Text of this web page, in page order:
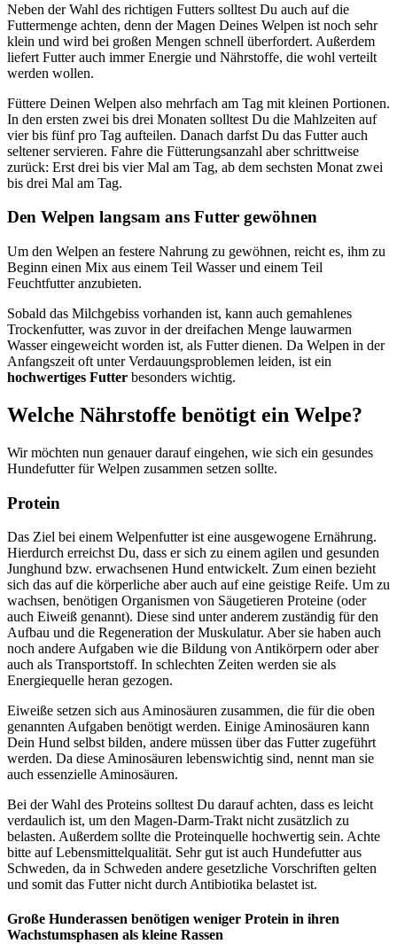
Neben der Wahl des richtigen Futters solltest Du auch auf die
Futtermenge achten, denn der Magen Deines Welpen ist noch sehr
klein und wird bei großen Mengen schnell überfordert. Außerdem
liefert Futter auch immer Energie und Nährstoffe, die wohl verteilt
werden wollen.
Füttere Deinen Welpen also mehrfach am Tag mit kleinen Portionen.
In den ersten zwei bis drei Monaten solltest Du die Mahlzeiten auf
vier bis fünf pro Tag aufteilen. Danach darfst Du das Futter auch
seltener servieren. Fahre die Fütterungsanzahl aber schrittweise
zurück: Erst drei bis vier Mal am Tag, ab dem sechsten Monat zwei
bis drei Mal am Tag.
Den Welpen langsam ans Futter gewöhnen
Um den Welpen an festere Nahrung zu gewöhnen, reicht es, ihm zu
Beginn einen Mix aus einem Teil Wasser und einem Teil
Feuchtfutter anzubieten.
Sobald das Milchgebiss vorhanden ist, kann auch gemahlenes
Trockenfutter, was zuvor in der dreifachen Menge lauwarmen
Wasser eingeweicht worden ist, als Futter dienen. Da Welpen in der
Anfangszeit oft unter Verdauungsproblemen leiden, ist ein
hochwertiges Futter besonders wichtig.
Welche Nährstoffe benötigt ein Welpe?
Wir möchten nun genauer darauf eingehen, wie sich ein gesundes
Hundefutter für Welpen zusammen setzen sollte.
Protein
Das Ziel bei einem Welpenfutter ist eine ausgewogene Ernährung.
Hierdurch erreichst Du, dass er sich zu einem agilen und gesunden
Junghund bzw. erwachsenen Hund entwickelt. Zum einen bezieht
sich das auf die körperliche aber auch auf eine geistige Reife. Um zu
wachsen, benötigen Organismen von Säugetieren Proteine (oder
auch Eiweiß genannt). Diese sind unter anderem zuständig für den
Aufbau und die Regeneration der Muskulatur. Aber sie haben auch
noch andere Aufgaben wie die Bildung von Antikörpern oder aber
auch als Transportstoff. In schlechten Zeiten werden sie als
Energiequelle heran gezogen.
Eiweiße setzen sich aus Aminosäuren zusammen, die für die oben
genannten Aufgaben benötigt werden. Einige Aminosäuren kann
Dein Hund selbst bilden, andere müssen über das Futter zugeführt
werden. Da diese Aminosäuren lebenswichtig sind, nennt man sie
auch essenzielle Aminosäuren.
Bei der Wahl des Proteins solltest Du darauf achten, dass es leicht
verdaulich ist, um den Magen-Darm-Trakt nicht zusätzlich zu
belasten. Außerdem sollte die Proteinquelle hochwertig sein. Achte
bitte auf Lebensmittelqualität. Sehr gut ist auch Hundefutter aus
Schweden, da in Schweden andere gesetzliche Vorschriften gelten
und somit das Futter nicht durch Antibiotika belastet ist.
Große Hunderassen benötigen weniger Protein in ihren
Wachstumsphasen als kleine Rassen